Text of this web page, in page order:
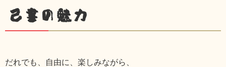
己書の魅力
だれでも、自由に、楽しみながら、